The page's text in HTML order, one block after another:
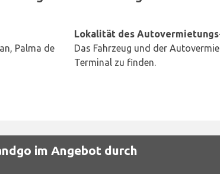
Palma de
Lokalität des
Das Fahrzeug und der
Terminal zu finden.
im Angebot durch